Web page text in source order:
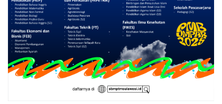
Klik Banner PMB UMSI